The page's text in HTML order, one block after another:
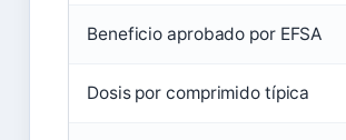
Beneficio aprobado por EFSA
Dosis por comprimido típica